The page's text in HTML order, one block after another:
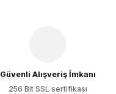
Güvenli Alışveriş İmkanı
256 Bit SSL sertifikası